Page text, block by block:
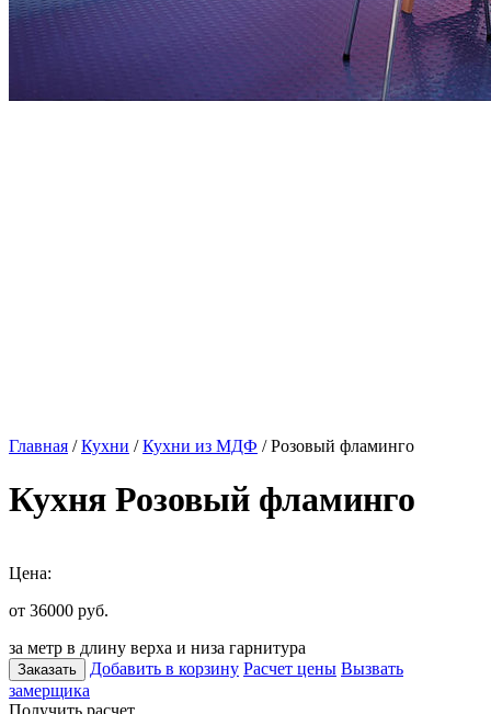
Главная /Кухни /Кухни из МДФ / Розовый фламинго
Кухня Розовый фламинго
Цена:
от 36000 руб.
за метр в длину верха и низа гарнитура
Заказать Добавить в корзину Расчет цены Вызвать
замерщика
Получить расчет